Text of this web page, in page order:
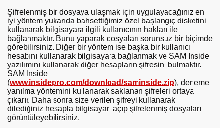
Şifrelenmiş bir dosyaya ulaşmak için uygulayacağınız en
iyi yöntem yukarıda bahsettiğimiz özel başlangıç disketini
kullanarak bilgisayara ilgili kullanıcının hakları ile
bağlanmaktır. Bunu yaparak dosyaları sorunsuz bir biçimde
görebilirsiniz. Diğer bir yöntem ise başka bir kullanıcı
hesabını kullanarak bilgisayara bağlanmak ve SAM Inside
yazılımını kullanarak diğer hesapların şifresini bulmaktır.
SAM Inside
(www.insidepro.com/download/saminside.zip), deneme
yanılma yöntemini kullanarak saklanan şifreleri ortaya
çıkarır. Daha sonra size verilen şifreyi kullanarak
dilediğiniz hesapla bilgisayarı açıp şifrelenmiş dosyaları
görüntüleyebilirsiniz.